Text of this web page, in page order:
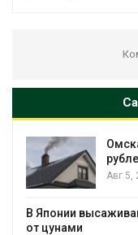
Омская
рублей на
Авг 5, 2026
высаживают
цунами